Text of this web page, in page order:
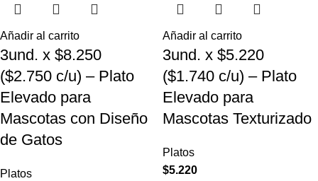
Añadir al carrito
3und. x $8.250
($2.750 c/u) – Plato
Elevado para
Mascotas con Diseño
de Gatos
Platos
Añadir al carrito
3und. x $5.220
($1.740 c/u) – Plato
Elevado para
Mascotas Texturizado
Platos
$5.220